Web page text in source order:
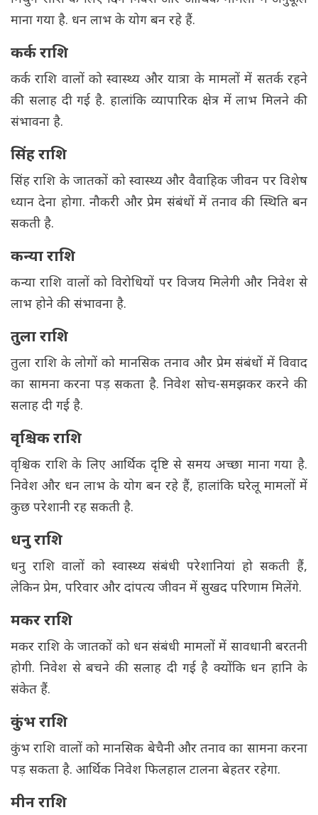
माना गया है. धन लाभ के योग बन रहे हैं.
कर्क राशि
कर्क राशि वालों को स्वास्थ्य और यात्रा के मामलों में सतर्क रहने
की सलाह दी गई है. हालांकि व्यापारिक क्षेत्र में लाभ मिलने की
संभावना है.
सिंह राशि
सिंह राशि के जातकों को स्वास्थ्य और वैवाहिक जीवन पर विशेष
ध्यान देना होगा. नौकरी और प्रेम संबंधों में तनाव की स्थिति बन
सकती है.
कन्या राशि
कन्या राशि वालों को विरोधियों पर विजय मिलेगी और निवेश से
लाभ होने की संभावना है.
तुला राशि
तुला राशि के लोगों को मानसिक तनाव और प्रेम संबंधों में विवाद
का सामना करना पड़ सकता है. निवेश सोच-समझकर करने की
सलाह दी गई है.
वृश्चिक राशि
वृश्चिक राशि के लिए आर्थिक दृष्टि से समय अच्छा माना गया है.
निवेश और धन लाभ के योग बन रहे हैं, हालांकि घरेलू मामलों में
कुछ परेशानी रह सकती है.
धनु राशि
धनु राशि वालों को स्वास्थ्य संबंधी परेशानियां हो सकती हैं,
लेकिन प्रेम, परिवार और दांपत्य जीवन में सुखद परिणाम मिलेंगे.
मकर राशि
मकर राशि के जातकों को धन संबंधी मामलों में सावधानी बरतनी
होगी. निवेश से बचने की सलाह दी गई है क्योंकि धन हानि के
संकेत हैं.
कुंभ राशि
कुंभ राशि वालों को मानसिक बेचैनी और तनाव का सामना करना
पड़ सकता है. आर्थिक निवेश फिलहाल टालना बेहतर रहेगा.
मीन राशि